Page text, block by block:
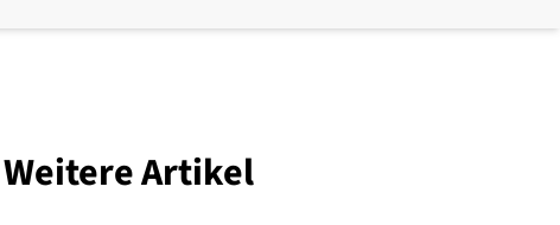
Weitere Artikel